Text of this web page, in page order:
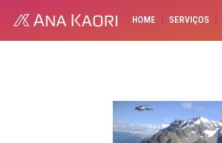
HOME SERVIÇOS